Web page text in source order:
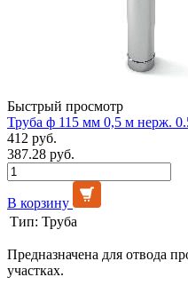
Быстрый просмотр
Труба ф 115 мм 0,5 м нерж.
412 руб.
387.28 руб.
В корзину
Тип: Труба
Предназначена для отвода
участках.